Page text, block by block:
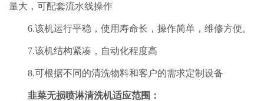
量大，可配套流水线操作
6.该机运行平稳，使用寿命长，操作简单，维修方便。
7.该机结构紧凑，自动化程度高
8.可根据不同的清洗物料和客户的需求定制设备
韭菜无损喷淋清洗机适应范围：